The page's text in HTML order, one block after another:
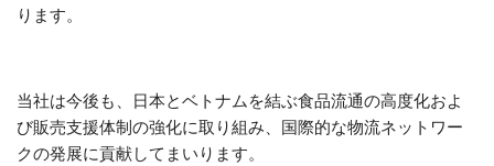
ります。
当社は今後も、日本とベトナムを結ぶ食品流通の高度化およ
び販売支援体制の強化に取り組み、国際的な物流ネットワー
クの発展に貢献してまいります。